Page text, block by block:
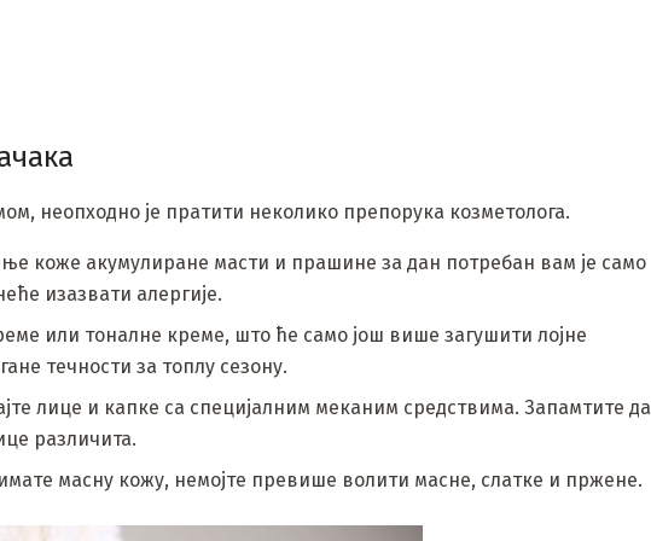
неопходно је пратити неколико препорука козметолога.
коже акумулиране масти и прашине за дан потребан вам је само
изазвати алергије.
или тоналне креме, што ће само још више загушити лојне
течности за топлу сезону.
лице и капке са специјалним меканим средствима. Запамтите да
различита.
масну кожу, немојте превише волити масне, слатке и пржене.